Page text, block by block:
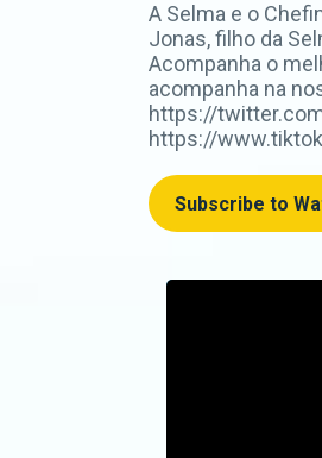
A Selma e o
Jonas, filho da
Acompanha o
acompanha na
https://
https://
Subscribe to